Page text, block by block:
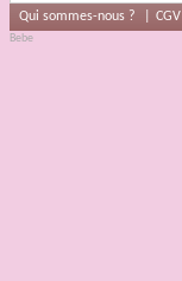
Qui sommes-nous ? CGV
Bebe